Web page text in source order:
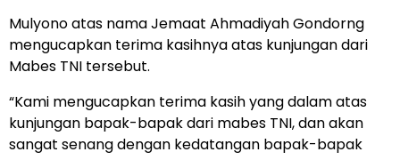
Mulyono atas nama Jemaat Ahmadiyah Gondorng
mengucapkan terima kasihnya atas kunjungan dari
Mabes TNI tersebut.
“Kami mengucapkan terima kasih yang dalam atas
kunjungan bapak-bapak dari mabes TNI, dan akan
sangat senang dengan kedatangan bapak-bapak